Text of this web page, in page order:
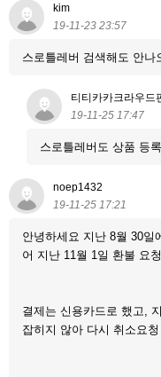
kim
19-11-23 23:57
스로틀레버 검색해도 안나
티티카카크라우드
19-11-25 17:47
스로틀레버도 상품 등
noep1432
19-11-25 17:21
안녕하세요 지난 8월 30일
어 지난 11월 1일 환불 요
결제는 신용카드로 했고,
잡히지 않아 다시 취소요청